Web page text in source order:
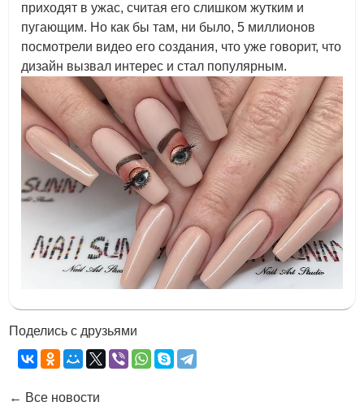
приходят в ужас, считая его слишком жутким и
пугающим. Но как бы там, ни было, 5 миллионов
посмотрели видео его создания, что уже говорит, что
дизайн вызвал интерес и стал популярным.
Поделись с друзьями
← Все новости